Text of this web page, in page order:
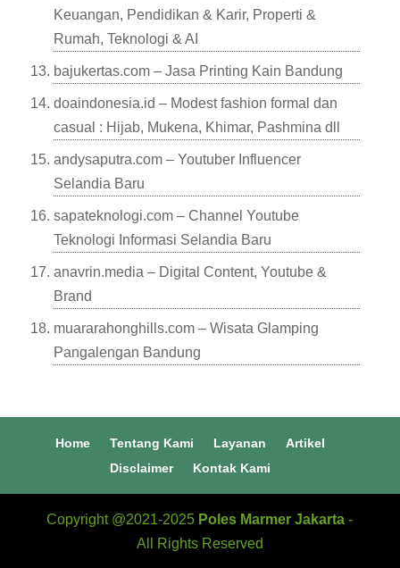
Keuangan, Pendidikan & Karir, Properti &
Rumah, Teknologi & AI
bajukertas.com – Jasa Printing Kain Bandung
doaindonesia.id – Modest fashion formal dan
casual : Hijab, Mukena, Khimar, Pashmina dll
andysaputra.com – Youtuber Influencer
Selandia Baru
sapateknologi.com – Channel Youtube
Teknologi Informasi Selandia Baru
anavrin.media – Digital Content, Youtube &
Brand
muararahonghills.com – Wisata Glamping
Pangalengan Bandung
Home Tentang Kami Layanan
Artikel
Disclaimer
Kontak Kami
Copyright @2021-2025 Poles Marmer Jakarta -
All Rights Reserved